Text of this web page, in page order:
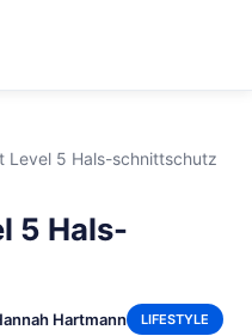
Level 5 Hals-schnittschutz
5 Hals-
Hartmann LIFESTYLE